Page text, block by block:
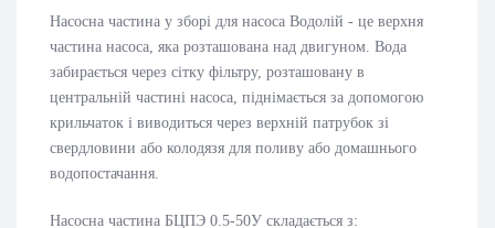
Насосна частина у зборі для насоса Водолій - це верхня
частина насоса, яка розташована над двигуном. Вода
забирається через сітку фільтру, розташовану в
центральній частині насоса, піднімається за допомогою
крильчаток і виводиться через верхній патрубок зі
свердловини або колодязя для поливу або домашнього
водопостачання.
Насосна частина БЦПЭ 0.5-50У складається з: